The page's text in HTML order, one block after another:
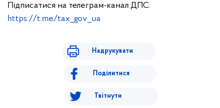
Підписатися на телеграм-канал ДПС:
https://t.me/tax_gov_ua
Надрукувати
Поділитися
Твітнути